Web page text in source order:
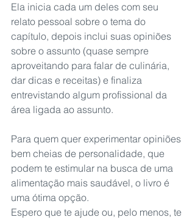
Ela inicia cada um deles com seu
relato pessoal sobre o tema do
capítulo, depois inclui suas opiniões
sobre o assunto (quase sempre
aproveitando para falar de culinária,
dar dicas e receitas) e finaliza
entrevistando algum profissional da
área ligada ao assunto.
Para quem quer experimentar opiniões
bem cheias de personalidade, que
podem te estimular na busca de uma
alimentação mais saudável, o livro é
uma ótima opção.
Espero que te ajude ou, pelo menos, te